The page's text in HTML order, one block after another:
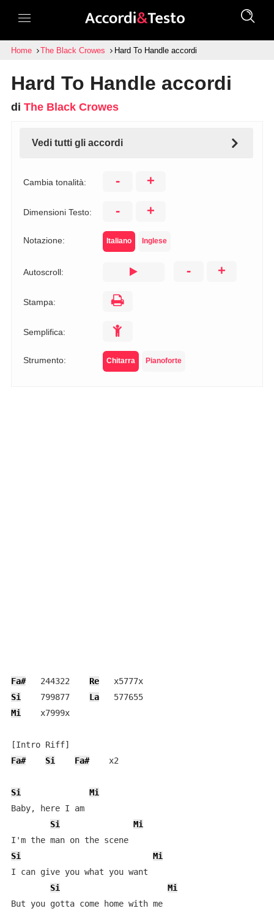
Home The Black Crowes Hard To Handle accordi
Hard To Handle accordi
di The Black Crowes
Vedi tutti gli accordi
Cambia tonalità: - +
Dimensioni Testo: - +
Notazione: Italiano Inglese
Autoscroll: - +
Stampa:
Semplifica:
Strumento: Chitarra Pianoforte
Fa#
   244322
Re
   x5777x
Si
    799877
La
   577655
Mi
    x7999x
Fa#
Si Fa#
    x2
Si
Mi
Baby, here I am
Si
Mi
I'm the man on the scene
Si
Mi
I can give you what you want
Si
Mi
But you gotta come home with me